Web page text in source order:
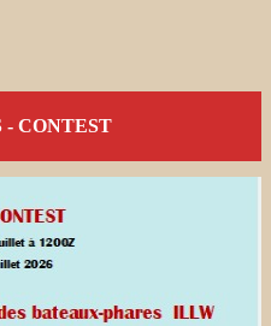
- CONTEST